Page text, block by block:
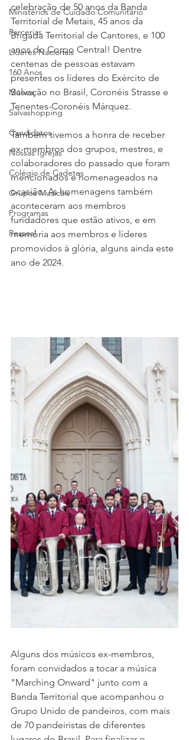
Ministérios de Cuidado Comunitário
Parcerias
Líderes Nacionais
160 Anos
Música
Salvashopping
Candidatos
Nossas Igrejas
Colégio de Cadetes
Grupos Musicais
Programas
Pessoal
celebração de 50 anos da Banda
Territorial de Metais, 45 anos da
Brigada Territorial de Cantores, e 100
anos do Corpo Central! Dentre
centenas de pessoas estavam
presentes os líderes do Exército de
Salvação no Brasil, Coronéis Strasse e
Tenentes-Coronéis Márquez.
Também tivemos a honra de receber
ex-membros dos grupos, mestres, e
colaboradores do passado que foram
mencionados e homenageados na
ocasião. As homenagens também
aconteceram aos membros
fundadores que estão ativos, e em
memória aos membros e líderes
promovidos à glória, alguns ainda este
ano de 2024.
Alguns dos músicos ex-membros,
foram convidados a tocar a música
"Marching Onward" junto com a
Banda Territorial que acompanhou o
Grupo Unido de pandeiros, com mais
de 70 pandeiristas de diferentes